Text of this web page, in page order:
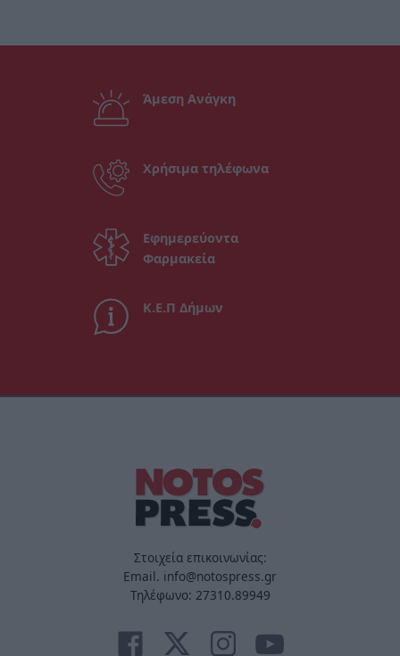
Άμεση Ανάγκη
Χρήσιμα τηλέφωνα
Εφημερεύοντα
Φαρμακεία
Κ.Ε.Π Δήμων
Στοιχεία επικοινωνίας:
Email. info@notospress.gr
Τηλέφωνο: 27310.89949